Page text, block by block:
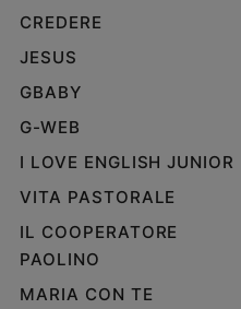
CREDERE
JESUS
GBABY
G-WEB
I LOVE ENGLISH JUNIOR
VITA PASTORALE
IL COOPERATORE
PAOLINO
MARIA CON TE